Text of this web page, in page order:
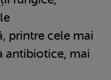
printre cele mai
antibiotice, mai